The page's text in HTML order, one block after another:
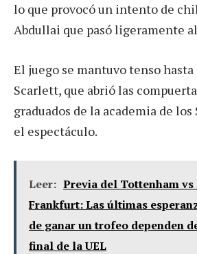
lo que provocó un intento de
Abdullai que pasó ligeramente
El juego se mantuvo tenso hasta
Scarlett, que abrió las
graduados de la academia de los
el espectáculo.
Leer: Previa del Tottenham
Frankfurt: Las últimas
de ganar un trofeo dependen
final de la UEL